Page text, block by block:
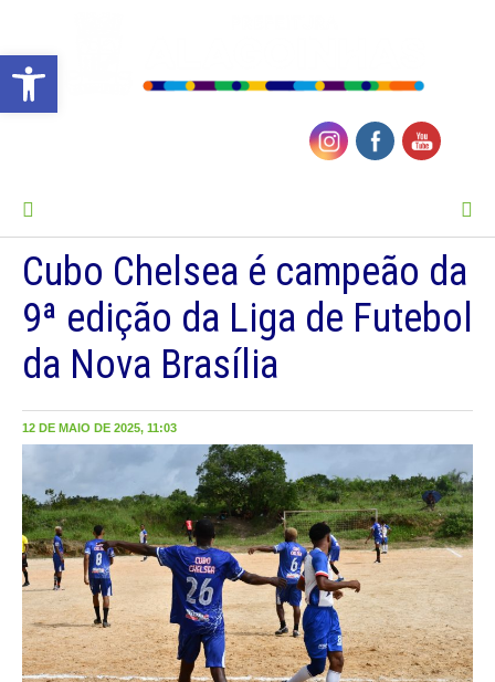
Barra de Ferramentas Aberta
Cubo Chelsea é campeão da
9ª edição da Liga de Futebol
da Nova Brasília
12 DE MAIO DE 2025, 11:03